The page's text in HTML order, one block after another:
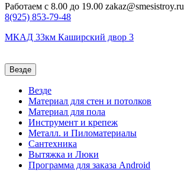
Работаем с 8.00 до 19.00 zakaz@smesistroy.ru
8(925) 853-79-48
МКАД 33км Каширский двор 3
Везде
Везде
Материал для стен и потолков
Материал для пола
Инструмент и крепеж
Металл. и Пиломатериалы
Сантехника
Вытяжка и Люки
Программа для заказа Android